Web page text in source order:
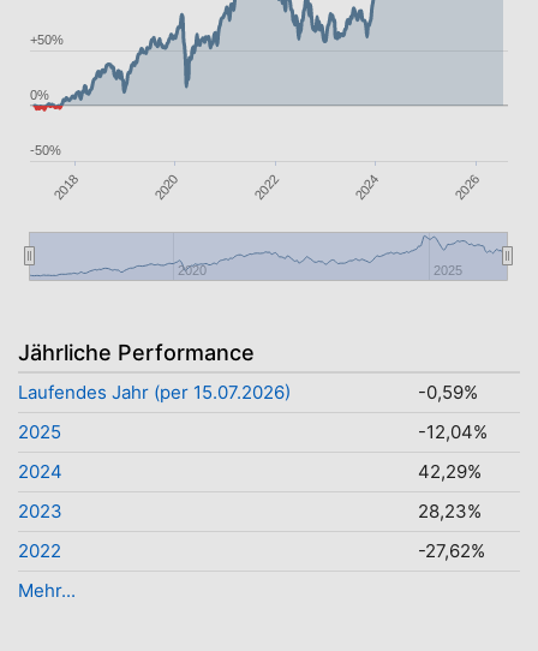
2018 2020 2022 2024 2026
2020 2025
-50%
0%
+50%
Jährliche Performance
Laufendes Jahr (per 15.07.2026)
-0,59%
2025
-12,04%
2024
42,29%
2023
28,23%
2022
-27,62%
Mehr...